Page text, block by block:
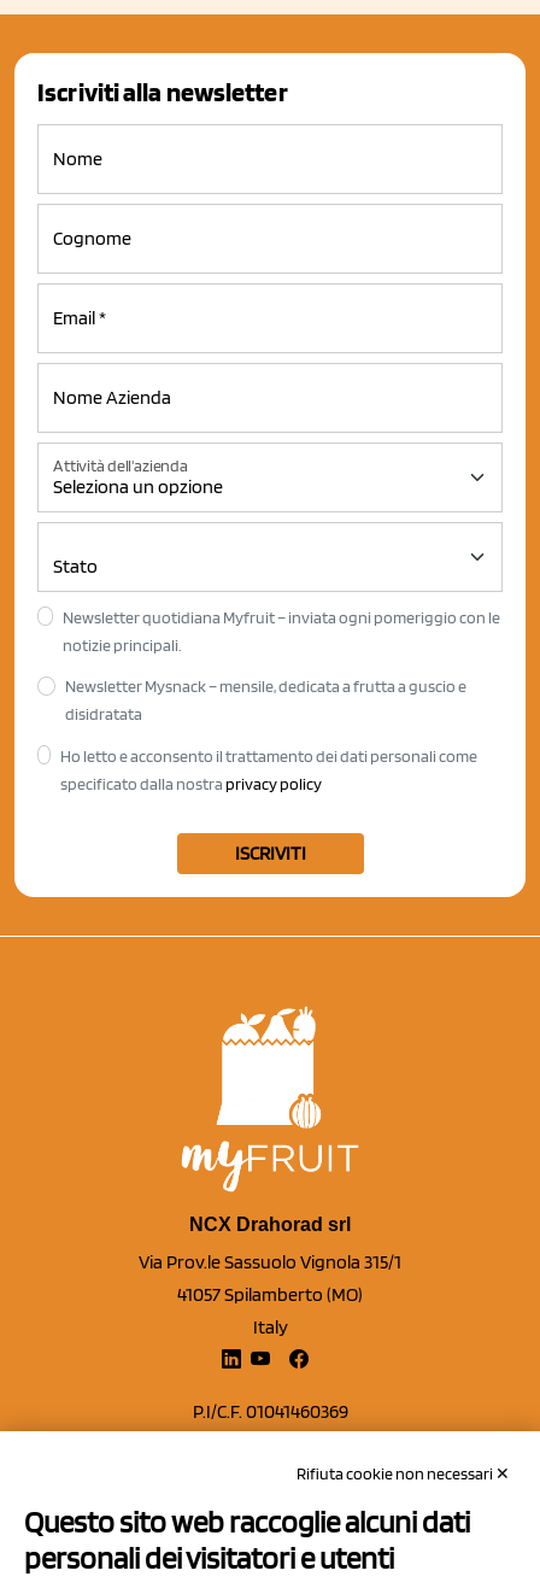
Iscriviti alla newsletter
Attività dell'azienda
Newsletter quotidiana Myfruit – inviata ogni pomeriggio con le
notizie principali.
Newsletter Mysnack – mensile, dedicata a frutta a guscio e
disidratata
Ho letto e acconsento il trattamento dei dati personali come
specificato dalla nostra privacy policy
ISCRIVITI
NCX Drahorad srl
Via Prov.le Sassuolo Vignola 315/1
41057 Spilamberto (MO)
Italy
P.I/C.F. 01041460369
Capitale sociale Euro 50.000,00 i.v.
Contatti
Rifiuta cookie non necessari ✕
Questo sito web raccoglie alcuni dati
personali dei visitatori e utenti